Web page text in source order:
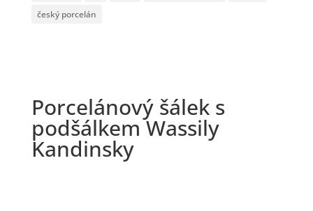
český porcelán
Porcelánový šálek s
podšálkem Wassily
Kandinsky